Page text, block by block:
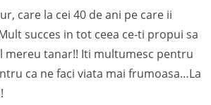
care la cei 40 de ani pe care ii
succes in tot ceea ce-ti propui sa
mereu tanar!! Iti multumesc pentru
ca ne faci viata mai frumoasa…La